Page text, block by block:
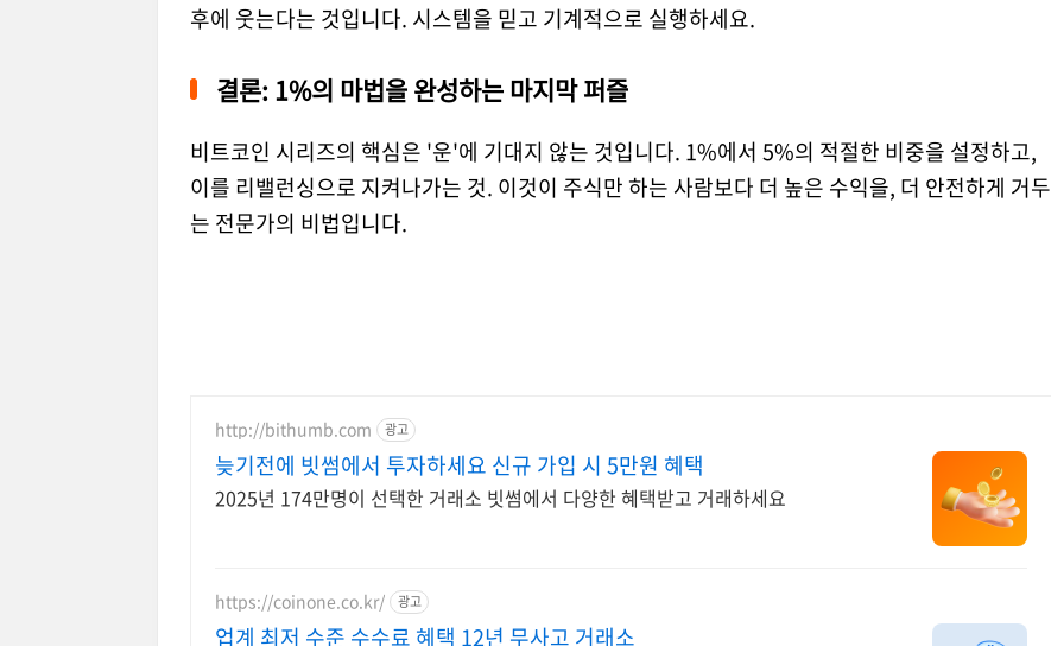
후에 웃는다는 것입니다. 시스템을 믿고 기계적으로 실행하세요.
결론: 1%의 마법을 완성하는 마지막 퍼즐
비트코인 시리즈의 핵심은 '운'에 기대지 않는 것입니다. 1%에서 5%의 적절한 비중을 설정하고,
이를 리밸런싱으로 지켜나가는 것. 이것이 주식만 하는 사람보다 더 높은 수익을, 더 안전하게 거두
는 전문가의 비법입니다.
http://bithumb.com 광고
늦기전에 빗썸에서 투자하세요 신규 가입 시 5만원 혜택
2025년 174만명이 선택한 거래소 빗썸에서 다양한 혜택받고 거래하세요
https://coinone.co.kr/ 광고
업계 최저 수준 수수료 혜택 12년 무사고 거래소